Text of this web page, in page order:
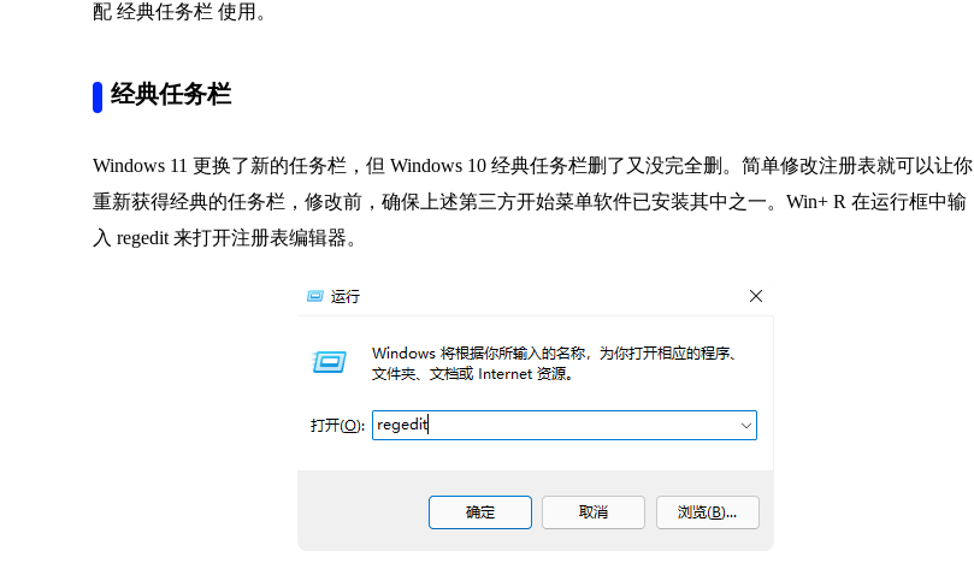
配 经典任务栏 使用。
经典任务栏
Windows 11 更换了新的任务栏，但 Windows 10 经典任务栏删了又没完全删。简单修改注册表就可以让你
重新获得经典的任务栏，修改前，确保上述第三方开始菜单软件已安装其中之一。Win+ R 在运行框中输
入 regedit 来打开注册表编辑器。